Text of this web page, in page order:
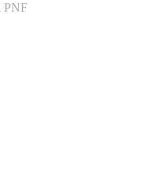
PNF